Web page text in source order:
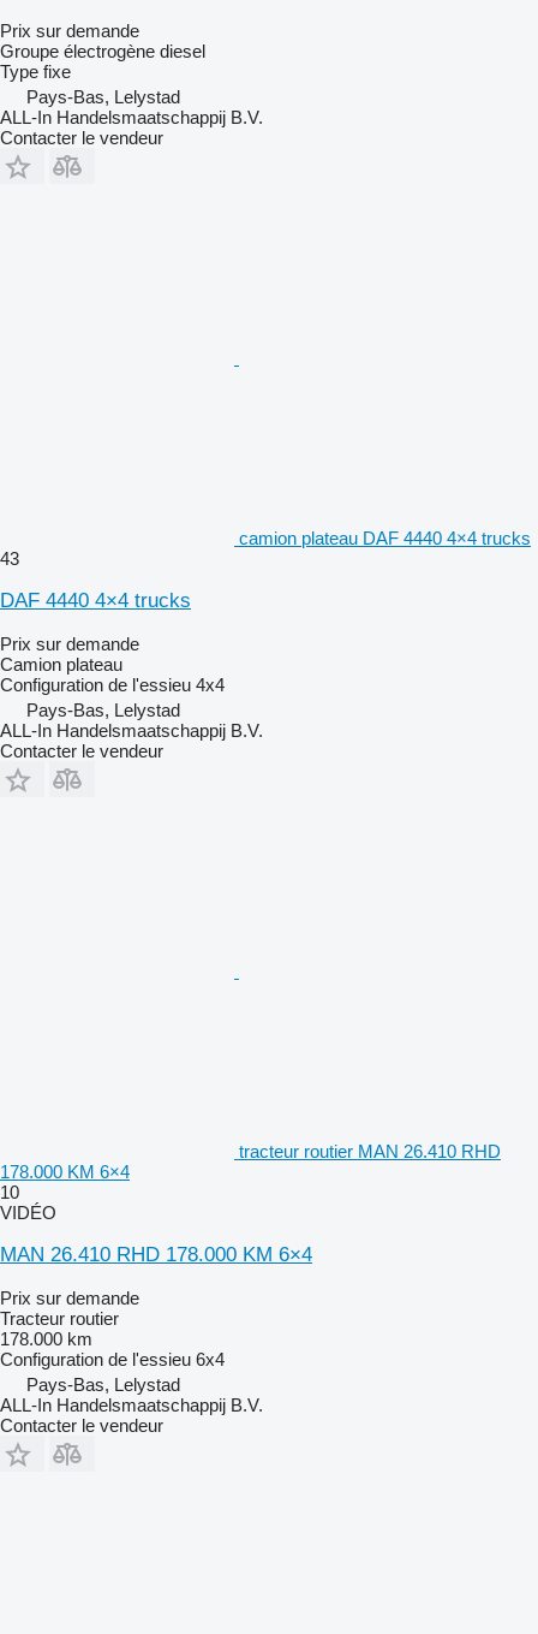
Prix sur demande
Groupe électrogène diesel
Type fixe
Pays-Bas, Lelystad
ALL-In Handelsmaatschappij B.V.
Contacter le vendeur
camion plateau DAF 4440 4×4 trucks
43
DAF 4440 4×4 trucks
Prix sur demande
Camion plateau
Configuration de l'essieu 4x4
Pays-Bas, Lelystad
ALL-In Handelsmaatschappij B.V.
Contacter le vendeur
tracteur routier MAN 26.410 RHD
178.000 KM 6×4
10
VIDÉO
MAN 26.410 RHD 178.000 KM 6×4
Prix sur demande
Tracteur routier
178.000 km
Configuration de l'essieu 6x4
Pays-Bas, Lelystad
ALL-In Handelsmaatschappij B.V.
Contacter le vendeur